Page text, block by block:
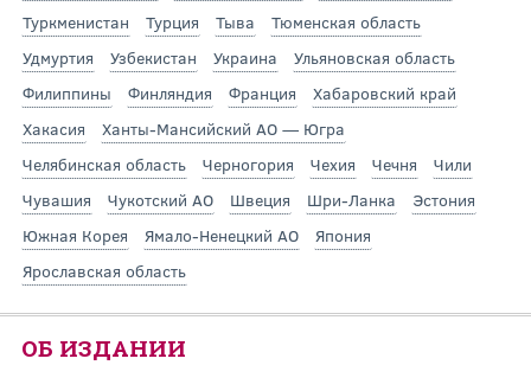
Туркменистан
Турция Тыва
Тюменская область
Удмуртия
Узбекистан Украина
Ульяновская область
Филиппины
Финляндия Франция
Хабаровский край
Хакасия
Ханты-Мансийский АО — Югра
Челябинская область
Черногория Чехия Чечня
Чили
Чувашия
Чукотский АО Швеция Шри-Ланка
Эстония
Южная Корея
Ямало-Ненецкий АО
Япония
Ярославская область
ОБ ИЗДАНИИ